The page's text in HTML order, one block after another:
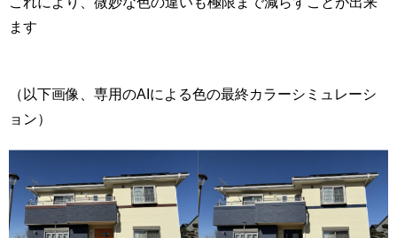
ます
（以下画像、専用のAIによる色の最終カラーシミュレーシ
ョン）